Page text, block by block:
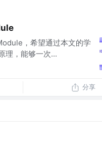
，希望通过本文的学
理，能够一次...
分享